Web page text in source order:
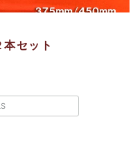
セット